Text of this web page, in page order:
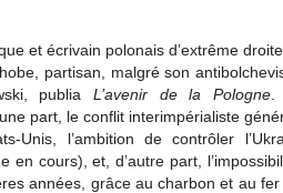
et écrivain polonais d’extrême
partisan, malgré son
publiaL’avenir de la Pologne.
part, le conflit interimpérialiste
Unis, l’ambition de contrôler
en cours), et, d’autre part,
années, grâce au charbon et au